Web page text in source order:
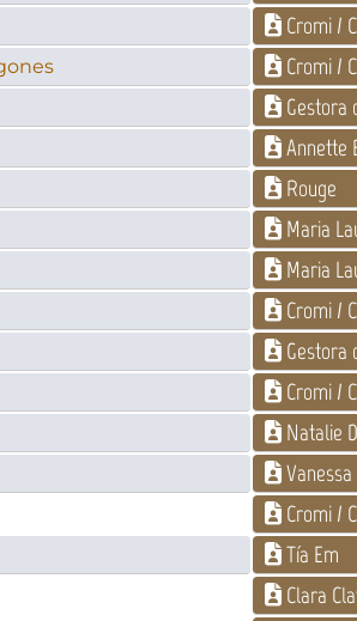
Cromi /
Cromi /
Gestora
Annette
Rouge
Maria
Maria
Cromi /
Gestora
Cromi /
Natalie
Cromi /
Tía Em
Clara